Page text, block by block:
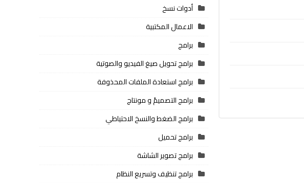
أدوات نسخ
الاعمال المكتبية
برامج
برامج تحويل صيغ الفيديو والصوتية
برامج استعادة الملفات المحذوفة
برامج التصميمً و مونتاج
برامج الضغط والنسخ الاحتياطي
برامج تحميل
برامج تصوير الشاشة
برامج تنظيف وتسريع النظام